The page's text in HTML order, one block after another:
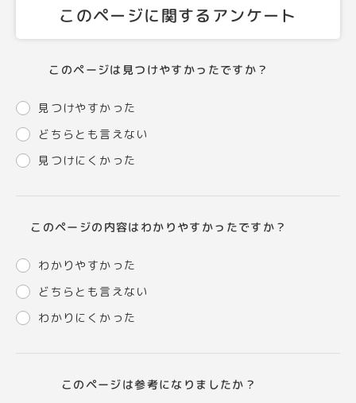
このページに関するアンケート
このページは見つけやすかったですか？
見つけやすかった
どちらとも言えない
見つけにくかった
このページの内容はわかりやすかったですか？
わかりやすかった
どちらとも言えない
わかりにくかった
このページは参考になりましたか？